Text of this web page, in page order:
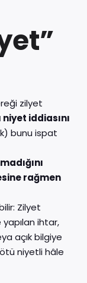
zilyet
iddiasını
bunu ispat
rağmen
Zilyet
ihtar,
açık bilgiye
niyetli hâle